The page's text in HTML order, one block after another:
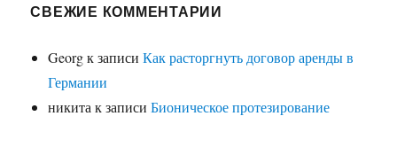
СВЕЖИЕ КОММЕНТАРИИ
Georgк записиКак расторгнуть договор аренды в
Германии
никита к записиБионическое протезирование